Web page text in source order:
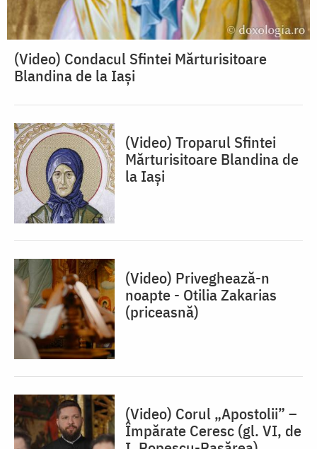
(Video) Condacul Sfintei Mărturisitoare
Blandina de la Iași
(Video) Troparul Sfintei
Mărturisitoare Blandina de
la Iași
(Video) Priveghează-n
noapte - Otilia Zakarias
(priceasnă)
(Video) Corul „Apostolii” –
⁠Împărate Ceresc (gl. VI, de